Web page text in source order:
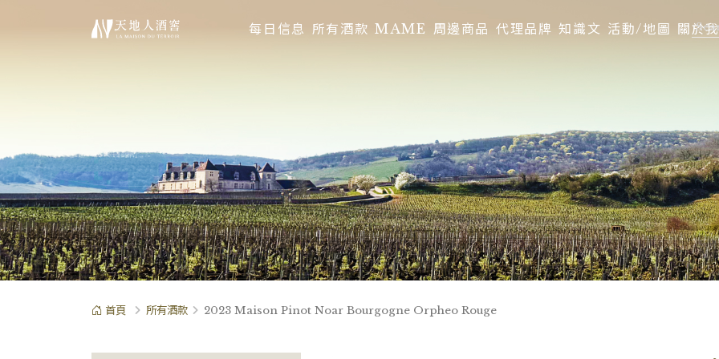
每日信息 所有酒款 MAME 周邊商品 代理品牌 知識文 活動/地圖 關於
首頁 所有酒款 2023 Maison Pinot Noar Bourgogne Orpheo Rouge